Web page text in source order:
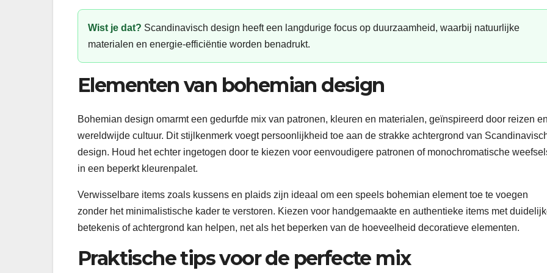
Wist je dat? Scandinavisch design heeft een langdurige focus op duurzaamheid, waarbij natuurlijke
materialen en energie-efficiëntie worden benadrukt.
Elementen van bohemian design
Bohemian design omarmt een gedurfde mix van patronen, kleuren en materialen, geïnspireerd door reizen en
wereldwijde cultuur. Dit stijlkenmerk voegt persoonlijkheid toe aan de strakke achtergrond van
design. Houd het echter ingetogen door te kiezen voor eenvoudigere patronen of monochromatische
in een beperkt kleurenpalet.
Verwisselbare items zoals kussens en plaids zijn ideaal om een speels bohemian element toe te voegen
zonder het minimalistische kader te verstoren. Kiezen voor handgemaakte en authentieke items met
betekenis of achtergrond kan helpen, net als het beperken van de hoeveelheid decoratieve elementen.
Praktische tips voor de perfecte mix